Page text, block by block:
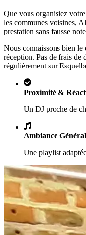
Que vous organisiez
les communes voisines,
prestation sans fausse
Nous connaissons bien le
réception. Pas de frais de
régulièrement sur
Proximité &
Un DJ proche de
Ambiance
Une playlist